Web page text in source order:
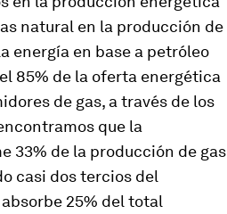
natural en la producción de
energía en base a petróleo
85% de la oferta energética
de gas, a través de los
que la
33% de la producción de gas
casi dos tercios del
25% del total